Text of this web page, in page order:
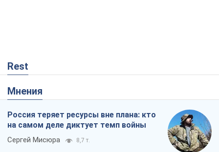
Rest
Мнения
Россия теряет ресурсы вне плана: кто
на самом деле диктует темп войны
Сергей Мисюра 8,7 т.